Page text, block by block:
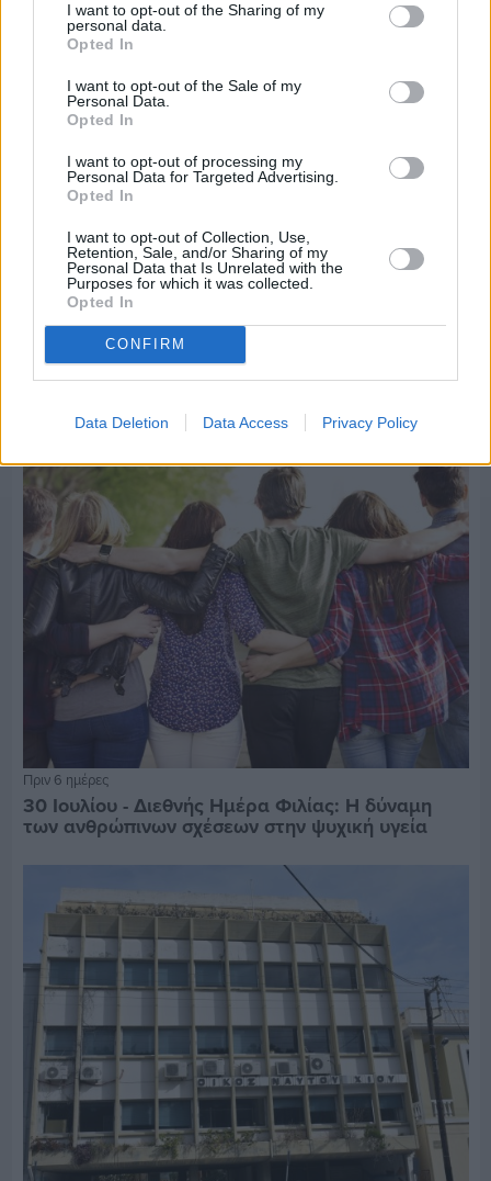
I want to opt-out of the Sharing of my
personal data.
Opted In
I want to opt-out of the Sale of my
Personal Data.
Opted In
I want to opt-out of processing my
Personal Data for Targeted Advertising.
Opted In
I want to opt-out of Collection, Use,
Retention, Sale, and/or Sharing of my
Personal Data that Is Unrelated with the
Purposes for which it was collected.
Opted In
CONFIRM
Data Deletion Data Access Privacy Policy
Πριν 6 ημέρες
5ημερη εκδρομή σε Προύσα - Κωνσταντινούπολη
Πριν 6 ημέρες
30 Ιουλίου - Διεθνής Ημέρα Φιλίας: Η δύναμη
των ανθρώπινων σχέσεων στην ψυχική υγεία